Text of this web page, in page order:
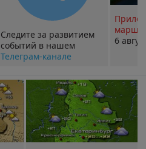
Следите за развитием
событий в нашем
Телеграм-канале
6